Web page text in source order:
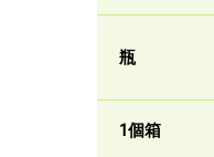
瓶
1個箱